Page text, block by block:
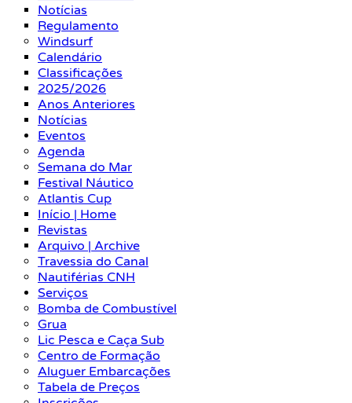
Notícias
Regulamento
Windsurf
Calendário
Classificações
2025/2026
Anos Anteriores
Notícias
Eventos
Agenda
Semana do Mar
Festival Náutico
Atlantis Cup
Início | Home
Revistas
Arquivo | Archive
Travessia do Canal
Nautiférias CNH
Serviços
Bomba de Combustível
Grua
Lic Pesca e Caça Sub
Centro de Formação
Aluguer Embarcações
Tabela de Preços